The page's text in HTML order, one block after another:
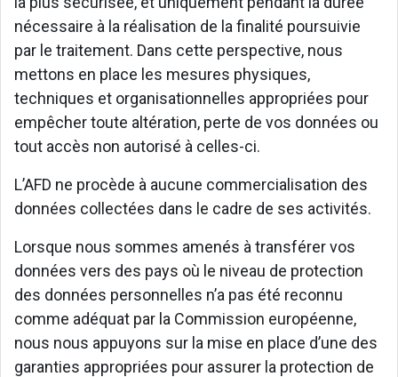
nécessaire à la réalisation de la finalité poursuivie
par le traitement. Dans cette perspective, nous
mettons en place les mesures physiques,
techniques et organisationnelles appropriées pour
empêcher toute altération, perte de vos données ou
tout accès non autorisé à celles-ci.
L’AFD ne procède à aucune commercialisation des
données collectées dans le cadre de ses activités.
Lorsque nous sommes amenés à transférer vos
données vers des pays où le niveau de protection
des données personnelles n’a pas été reconnu
comme adéquat par la Commission européenne,
nous nous appuyons sur la mise en place d’une des
garanties appropriées pour assurer la protection de